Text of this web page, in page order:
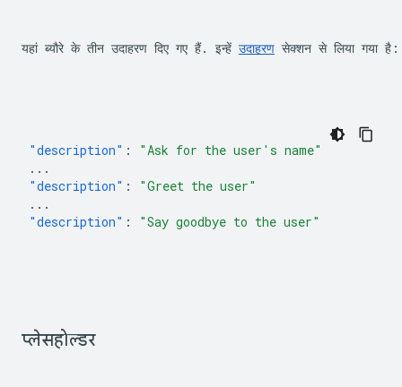
यहां ब्यौरे के तीन उदाहरण दिए गए हैं. इन्हें उदाहरण सेक्शन से लिया गया है:
"description" :
"Ask for the user's name"
...
"description" :
"Greet the user"
...
"description" : "Say goodbye to the user"
प्लेसहोल्डर